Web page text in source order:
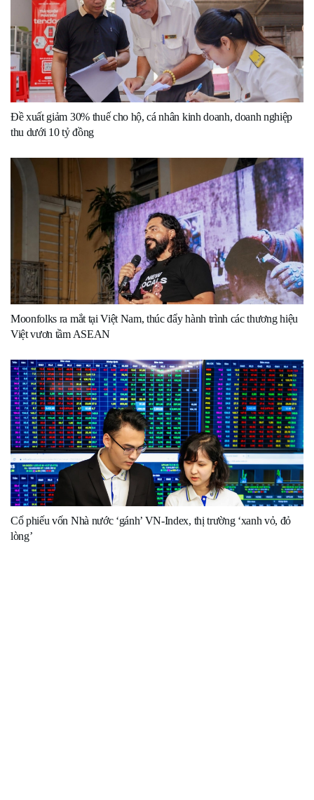
Đề xuất giảm 30% thuế cho hộ, cá nhân kinh doanh, doanh nghiệp
thu dưới 10 tỷ đồng
Moonfolks ra mắt tại Việt Nam, thúc đẩy hành trình các thương hiệu
Việt vươn tầm ASEAN
Cổ phiếu vốn Nhà nước ‘gánh’ VN-Index, thị trường ‘xanh vỏ, đỏ
lòng’